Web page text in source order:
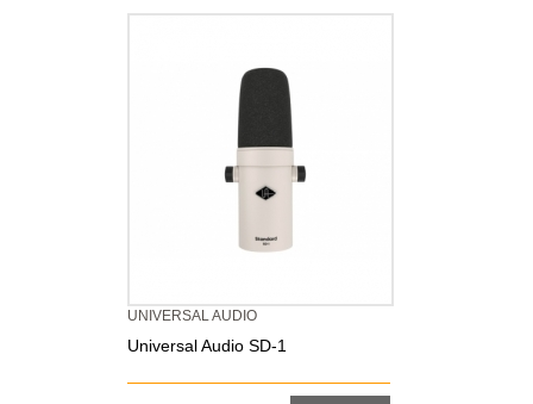
UNIVERSAL AUDIO
Universal Audio SD-1